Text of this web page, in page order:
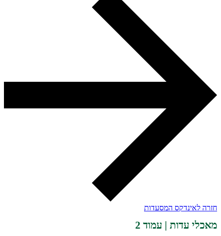
חזרה לאינדקס המסעדות
מאכלי עדות | עמוד 2